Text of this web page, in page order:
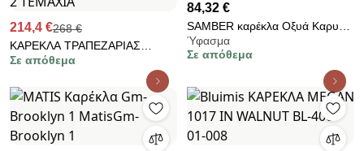
214,4 €268 €
ΚΑΡΕΚΛΑ ΤΡΑΠΕΖΑΡΙΑΣ
Fylliana Τ-9 LUX KAFE
ΥΦΑΣΜΑ ΜΕ GOLDEN SAND
ΠΟΔΙΑ 839-124-853 - 2
ΤΕΜΑΧΙΑ
Σε απόθεμα
84,32 €
SAMBER καρέκλα Οξυά Καρυδί
Burn Beech/Ύφασμα Μπεζ
50x57x101cm Ε7867,1
Ύφασμα
Σε απόθεμα